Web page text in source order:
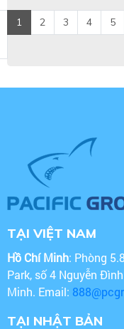
1 2 3 4 5
TẠI VIỆT NAM
Hồ Chí Minh: Phòng
Park, số 4 Nguyễn
Minh. Email:
TẠI NHẬT BẢN